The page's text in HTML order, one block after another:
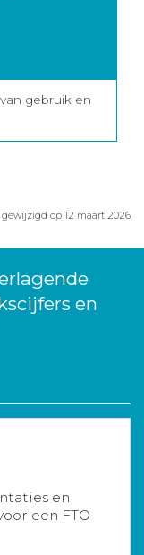
gebruik en
gewijzigd op 12 maart 2026
en
en
een FTO